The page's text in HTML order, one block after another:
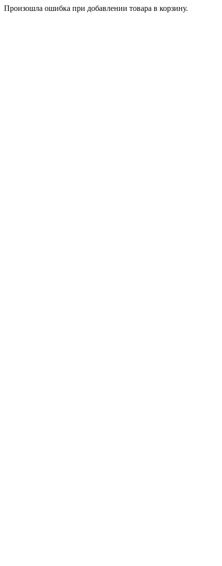
Произошла ошибка при добавлении товара в корзину.